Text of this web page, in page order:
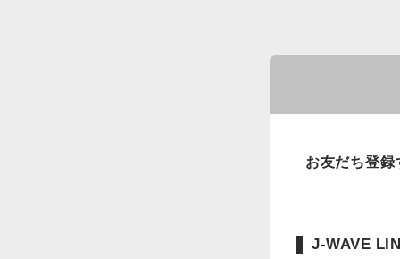
お友だち登
J-WAVE